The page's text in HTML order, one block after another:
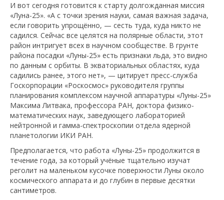
И вот сегодня готовится к старту долгожданная миссия
«Луна-25». «А с точки зрения науки, самая важная задача,
если говорить упрощённо, — сесть туда, куда никто не
садился. Сейчас все целятся на полярные области, этот
район интригует всех в научном сообществе. В грунте
района посадки «Луны-25» есть признаки льда, это видно
по данным с орбиты. В экваториальных областях, куда
садились ранее, этого нет», — цитирует пресс-служба
Госкорпорации «Роскосмос» руководителя группы
планирования комплексом научной аппаратуры «Луны-25»
Максима Литвака, профессора РАН, доктора физико-
математических наук, заведующего лабораторией
нейтронной и гамма-спектроскопии отдела ядерной
планетологии ИКИ РАН.
Предполагается, что работа «Луны-25» продолжится в
течение года, за который учёные тщательно изучат
реголит на маленьком кусочке поверхности Луны около
космического аппарата и до глубин в первые десятки
сантиметров.